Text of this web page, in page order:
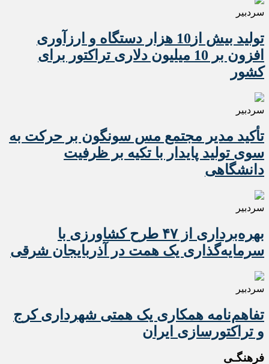
سردبیر
تولید بیش از10 هزار دستگاه و ارزآوری
افزون بر 10 میلیون دلاری تراکتور برای
کشور
سردبیر
تأکید مدیر مجتمع مس سونگون بر حرکت به
سوی تولید پایدار با تکیه بر ظرفیت
دانشگاهی
سردبیر
بهره‌برداری از ۴۷ طرح کشاورزی با
سرمایه‌گذاری یک همت در آذربایجان شرقی
سردبیر
تفاهم‌نامه همکاری یک همتی شهرداری کرج
و تراکتورسازی ایران
فرهنگـی